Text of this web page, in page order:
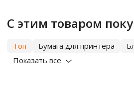
С этим товаром
Топ Бумага для принтера
Показать все